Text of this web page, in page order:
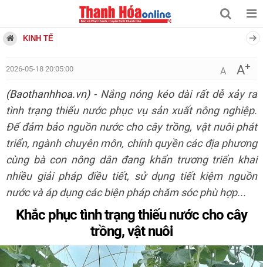
KINH TẾ
2026-05-18 20:05:00 A A+
(Baothanhhoa.vn)- Nắng nóng kéo dài rất dễ xảy ra
tình trạng thiếu nước phục vụ sản xuất nông nghiệp.
Để đảm bảo nguồn nước cho cây trồng, vật nuôi phát
triển, ngành chuyên môn, chính quyền các địa phương
cùng bà con nông dân đang khẩn trương triển khai
nhiều giải pháp điều tiết, sử dụng tiết kiệm nguồn
nước và áp dụng các biện pháp chăm sóc phù hợp...
Khắc phục tình trạng thiếu nước cho cây
trồng, vật nuôi